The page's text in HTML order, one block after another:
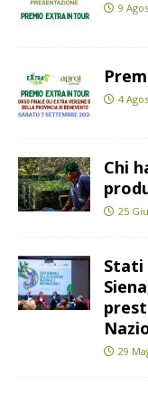
9
4
Chi
25
Stati
29